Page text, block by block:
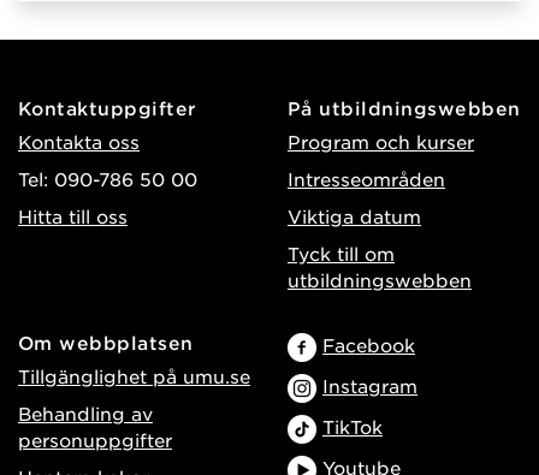
Kontaktuppgifter
Kontakta oss
Tel: 090-786 50 00
Hitta till oss
På utbildningswebben
Program och kurser
Intresseområden
Viktiga datum
Tyck till om
utbildningswebben
Om webbplatsen
Tillgänglighet på umu.se
Behandling av
personuppgifter
Facebook
Instagram
TikTok
Youtube